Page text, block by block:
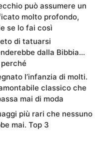
può assumere un
molto profondo,
se lo fai così
di tatuarsi
dalla Bibbia…
l’infanzia di molti.
classico che
mai di moda
più rari che nessuno
mai. Top 3